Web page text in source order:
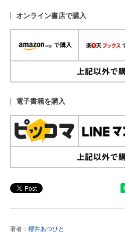
オンライン書店で購入
電子書籍を購入
著者： 櫻井あつひと